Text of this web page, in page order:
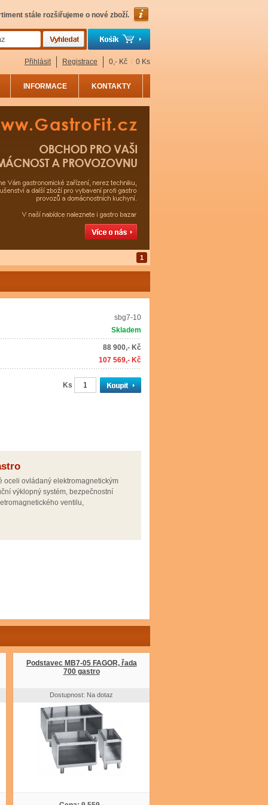
stále rozšiřujeme o nové zboží.
Přihlásit Registrace 0,- Kč / 0 Ks
INFORMACE KONTAKTY
1
sbg7-10
Skladem
88 900,- Kč
107 569,- Kč
Ks
oceli ovládaný elektromagnetickým
výklopný systém, bezpečnostní
ventilu,
Podstavec MB7-05 FAGOR, řada
700 gastro
Dostupnost: Na dotaz